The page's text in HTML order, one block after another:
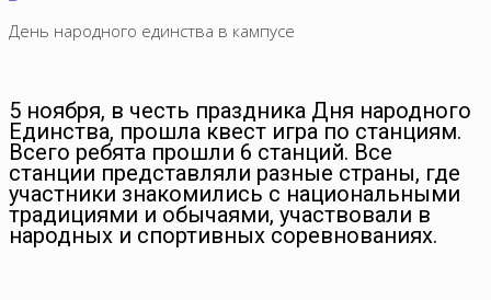
День народного единства в кампусе
5 ноября, в честь праздника Дня народного
Единства, прошла квест игра по станциям.
Всего ребята прошли 6 станций. Все
станции представляли разные страны, где
участники знакомились с национальными
традициями и обычаями, участвовали в
народных и спортивных соревнованиях.